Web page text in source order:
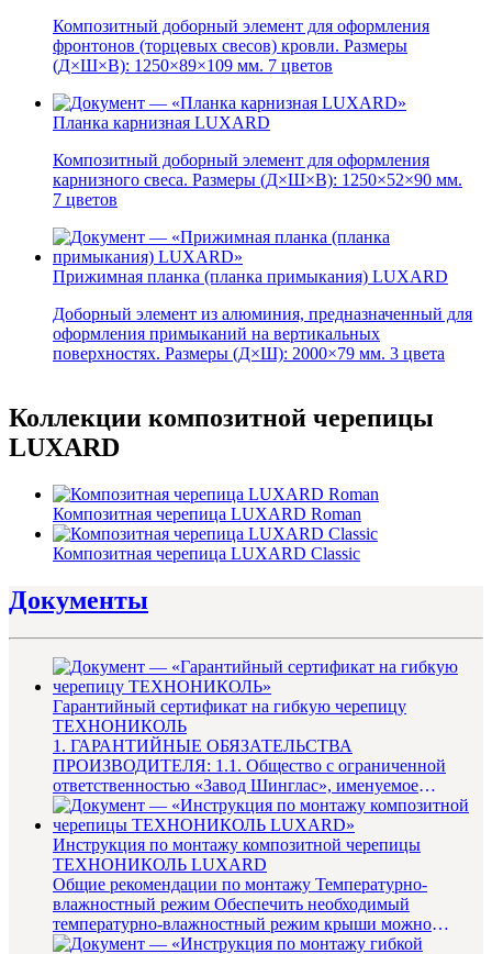
Композитный доборный элемент для оформления
фронтонов (торцевых свесов) кровли. Размеры
(Д×Ш×В): 1250×89×109 мм. 7 цветов
Планка карнизная LUXARD
Композитный доборный элемент для оформления
карнизного свеса. Размеры (Д×Ш×В): 1250×52×90 мм.
7 цветов
Прижимная планка (планка примыкания) LUXARD
Доборный элемент из алюминия, предназначенный для
оформления примыканий на вертикальных
поверхностях. Размеры (Д×Ш): 2000×79 мм. 3 цвета
Коллекции композитной черепицы
LUXARD
Композитная черепица LUXARD Roman
Композитная черепица LUXARD Classic
Документы
Гарантийный сертификат на гибкую черепицу
ТЕХНОНИКОЛЬ
1. ГАРАНТИЙНЫЕ ОБЯЗАТЕЛЬСТВА
ПРОИЗВОДИТЕЛЯ: 1.1. Общество с ограниченной
ответственностью «Завод Шинглас», именуемое
в дальнейшем «Производитель», гаранти...
Инструкция по монтажу композитной черепицы
ТЕХНОНИКОЛЬ LUXARD
Общие рекомендации по монтажу Температурно-
влажностный режим Обеспечить необходимый
температурно-влажностный режим крыши можно
только в том случае, если ее констр...